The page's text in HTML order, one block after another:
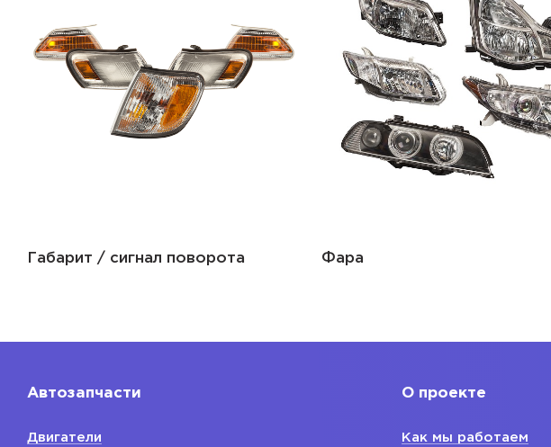
Габарит / сигнал поворота Фара
Автозапчасти
Двигатели
О проекте
Как мы работаем